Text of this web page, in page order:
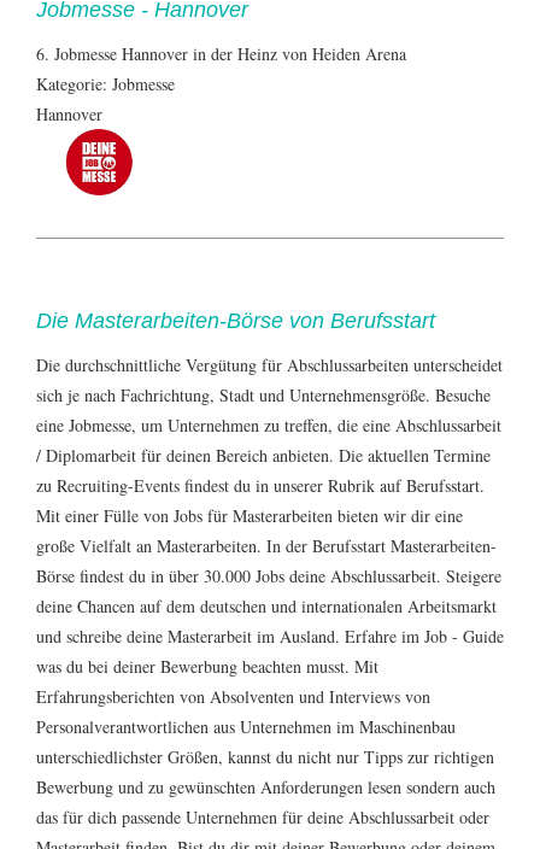
Jobmesse - Hannover
6. Jobmesse Hannover in der Heinz von Heiden Arena
Kategorie: Jobmesse
Hannover
Die Masterarbeiten-Börse von Berufsstart
Die durchschnittliche Vergütung für Abschlussarbeiten unterscheidet
sich je nach Fachrichtung, Stadt und Unternehmensgröße. Besuche
eine Jobmesse, um Unternehmen zu treffen, die eine Abschlussarbeit
/ Diplomarbeit für deinen Bereich anbieten. Die aktuellen Termine
zu Recruiting-Events findest du in unserer Rubrik auf Berufsstart.
Mit einer Fülle von Jobs für Masterarbeiten bieten wir dir eine
große Vielfalt an Masterarbeiten. In der Berufsstart Masterarbeiten-
Börse findest du in über 30.000 Jobs deine Abschlussarbeit. Steigere
deine Chancen auf dem deutschen und internationalen Arbeitsmarkt
und schreibe deine Masterarbeit im Ausland. Erfahre im Job - Guide
was du bei deiner Bewerbung beachten musst. Mit
Erfahrungsberichten von Absolventen und Interviews von
Personalverantwortlichen aus Unternehmen im Maschinenbau
unterschiedlichster Größen, kannst du nicht nur Tipps zur richtigen
Bewerbung und zu gewünschten Anforderungen lesen sondern auch
das für dich passende Unternehmen für deine Abschlussarbeit oder